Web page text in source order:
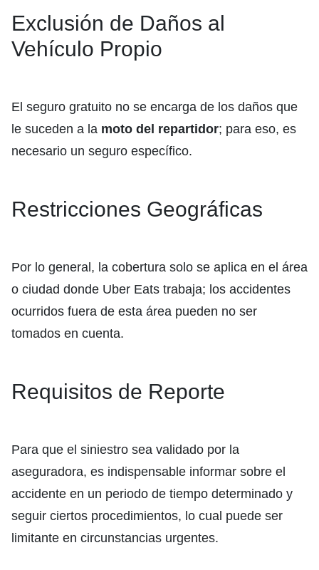
Exclusión de Daños al
Vehículo Propio
El seguro gratuito no se encarga de los daños que
le suceden a la moto del repartidor; para eso, es
necesario un seguro específico.
Restricciones Geográficas
Por lo general, la cobertura solo se aplica en el área
o ciudad donde Uber Eats trabaja; los accidentes
ocurridos fuera de esta área pueden no ser
tomados en cuenta.
Requisitos de Reporte
Para que el siniestro sea validado por la
aseguradora, es indispensable informar sobre el
accidente en un periodo de tiempo determinado y
seguir ciertos procedimientos, lo cual puede ser
limitante en circunstancias urgentes.